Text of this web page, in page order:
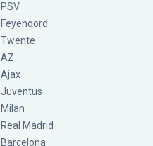
PSV
Feyenoord
Twente
AZ
Ajax
Juventus
Milan
Real Madrid
Barcelona